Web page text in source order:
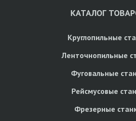
КАТАЛОГ
Круглопильные
Ленточнопильные
Фуговальные
Рейсмусовые
Фрезерные